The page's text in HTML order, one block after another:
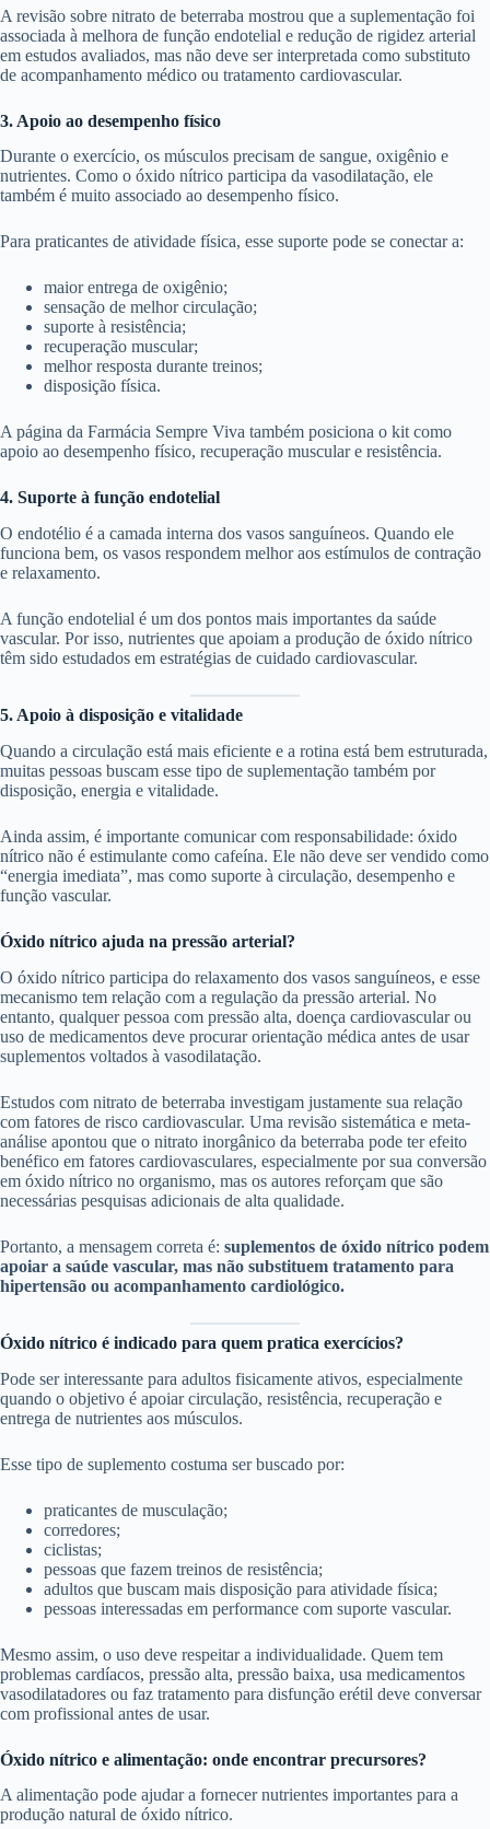
A revisão sobre nitrato de beterraba mostrou que a suplementação foi
associada à melhora de função endotelial e redução de rigidez arterial
em estudos avaliados, mas não deve ser interpretada como substituto
de acompanhamento médico ou tratamento cardiovascular.
3. Apoio ao desempenho físico
Durante o exercício, os músculos precisam de sangue, oxigênio e
nutrientes. Como o óxido nítrico participa da vasodilatação, ele
também é muito associado ao desempenho físico.
Para praticantes de atividade física, esse suporte pode se conectar a:
maior entrega de oxigênio;
sensação de melhor circulação;
suporte à resistência;
recuperação muscular;
melhor resposta durante treinos;
disposição física.
A página da Farmácia Sempre Viva também posiciona o kit como
apoio ao desempenho físico, recuperação muscular e resistência.
4. Suporte à função endotelial
O endotélio é a camada interna dos vasos sanguíneos. Quando ele
funciona bem, os vasos respondem melhor aos estímulos de contração
e relaxamento.
A função endotelial é um dos pontos mais importantes da saúde
vascular. Por isso, nutrientes que apoiam a produção de óxido nítrico
têm sido estudados em estratégias de cuidado cardiovascular.
5. Apoio à disposição e vitalidade
Quando a circulação está mais eficiente e a rotina está bem estruturada,
muitas pessoas buscam esse tipo de suplementação também por
disposição, energia e vitalidade.
Ainda assim, é importante comunicar com responsabilidade: óxido
nítrico não é estimulante como cafeína. Ele não deve ser vendido como
“energia imediata”, mas como suporte à circulação, desempenho e
função vascular.
Óxido nítrico ajuda na pressão arterial?
O óxido nítrico participa do relaxamento dos vasos sanguíneos, e esse
mecanismo tem relação com a regulação da pressão arterial. No
entanto, qualquer pessoa com pressão alta, doença cardiovascular ou
uso de medicamentos deve procurar orientação médica antes de usar
suplementos voltados à vasodilatação.
Estudos com nitrato de beterraba investigam justamente sua relação
com fatores de risco cardiovascular. Uma revisão sistemática e meta-
análise apontou que o nitrato inorgânico da beterraba pode ter efeito
benéfico em fatores cardiovasculares, especialmente por sua conversão
em óxido nítrico no organismo, mas os autores reforçam que são
necessárias pesquisas adicionais de alta qualidade.
Portanto, a mensagem correta é: suplementos de óxido nítrico podem
apoiar a saúde vascular, mas não substituem tratamento para
hipertensão ou acompanhamento cardiológico.
Óxido nítrico é indicado para quem pratica exercícios?
Pode ser interessante para adultos fisicamente ativos, especialmente
quando o objetivo é apoiar circulação, resistência, recuperação e
entrega de nutrientes aos músculos.
Esse tipo de suplemento costuma ser buscado por:
praticantes de musculação;
corredores;
ciclistas;
pessoas que fazem treinos de resistência;
adultos que buscam mais disposição para atividade física;
pessoas interessadas em performance com suporte vascular.
Mesmo assim, o uso deve respeitar a individualidade. Quem tem
problemas cardíacos, pressão alta, pressão baixa, usa medicamentos
vasodilatadores ou faz tratamento para disfunção erétil deve conversar
com profissional antes de usar.
Óxido nítrico e alimentação: onde encontrar precursores?
A alimentação pode ajudar a fornecer nutrientes importantes para a
produção natural de óxido nítrico.